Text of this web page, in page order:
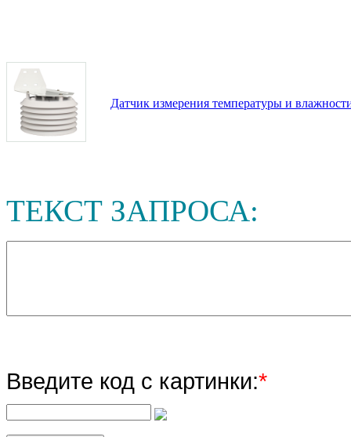
Датчик измерения температуры и
ТЕКСТ ЗАПРОСА:
Введите код с картинки:*